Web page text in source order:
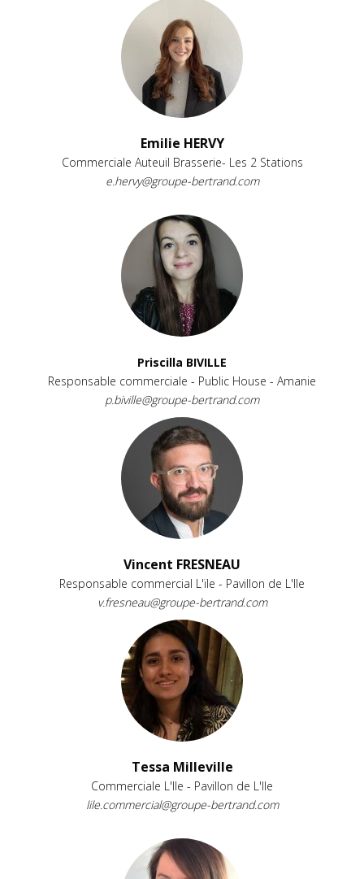
Emilie HERVY
Commerciale Auteuil Brasserie- Les 2 Stations
e.hervy@groupe-bertrand.com
Priscilla BIVILLE
Responsable commerciale - Public House - Amanie
p.biville@groupe-bertrand.com
Vincent FRESNEAU
Responsable commercial L'ïle - Pavillon de L'Ile
v.fresneau@groupe-bertrand.com
Tessa Milleville
Commerciale L'Ile - Pavillon de L'Ile
lile.commercial@groupe-bertrand.com